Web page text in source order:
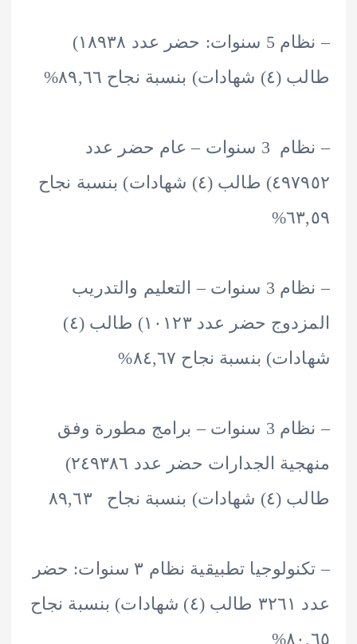
– نظام 3 سنوات – عام حضر عدد
٤٩٧٩٥٢) طالب (٤) شهادات) بنسبة نجاح
– نظام 3 سنوات – التعليم والتدريب
المزدوج حضر عدد ۱۰۱۲۳) طالب (٤)
بنسبة نجاح ٨٤,٦٧%
– نظام 3 سنوات – برامج مطورة وفق
منهجية الجدارات حضر عدد ٢٤٩٣٨٦)
– تكنولوجيا تطبيقية نظام ٣ سنوات: حضر
عدد ٣٢٦١ طالب (٤) شهادات) بنسبة نجاح